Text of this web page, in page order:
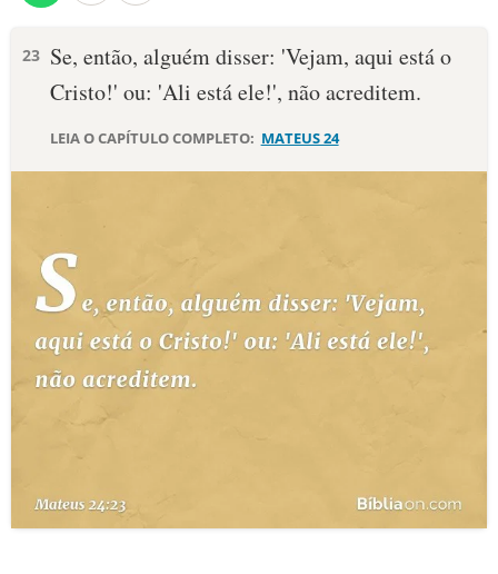
PALAVRA DO DIA
DEVOCIONAL DIÁRIO
10 MANDAMENTOS
ESTUDOS BÍBLICOS
ESBOÇOS DE PREGAÇÃO
PERGUNTE À BÍBLIA
23 Se, então, alguém disser: 'Vejam, aqui está o
Cristo!' ou: 'Ali está ele!', não acreditem.
LEIA O CAPÍTULO COMPLETO: MATEUS 24